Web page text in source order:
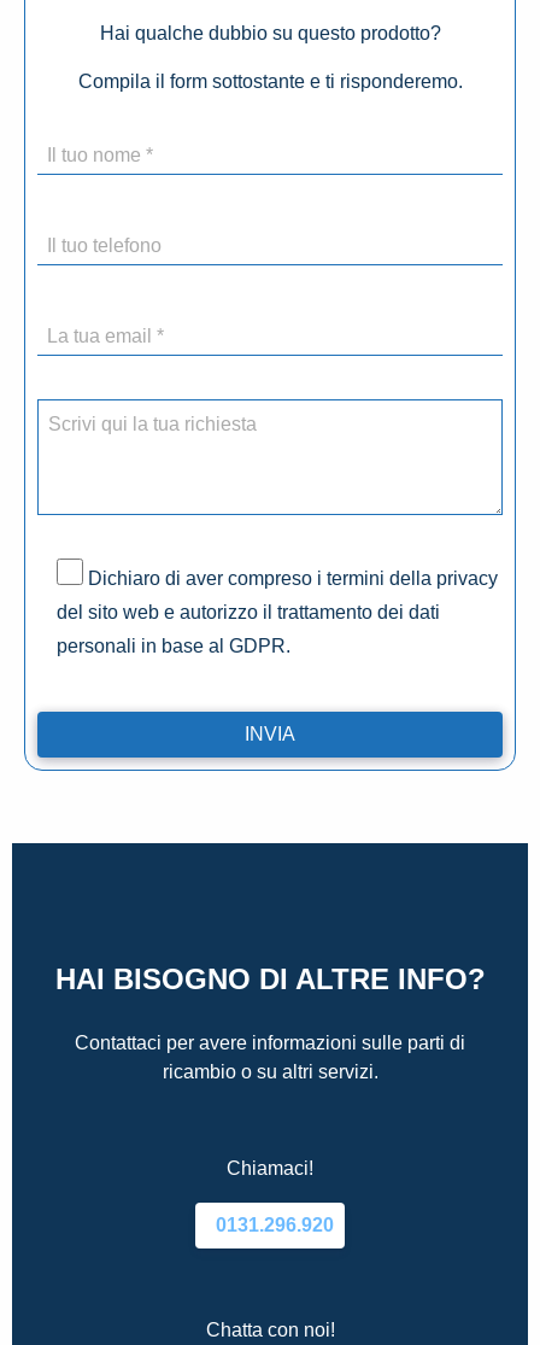
Hai qualche dubbio su questo prodotto?
Compila il form sottostante e ti risponderemo.
Dichiaro di aver compreso i termini della privacy
del sito web e autorizzo il trattamento dei dati
personali in base al GDPR.
HAI BISOGNO DI ALTRE INFO?
Contattaci per avere informazioni sulle parti di
ricambio o su altri servizi.
Chiamaci!
0131.296.920
Chatta con noi!